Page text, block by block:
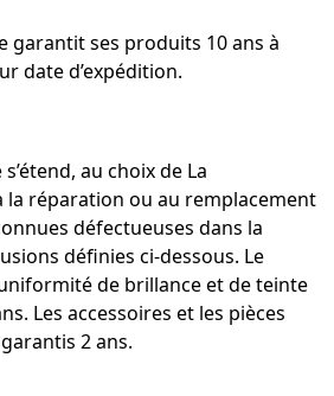
garantit ses produits 10 ans à
date d’expédition.
au choix de La
la réparation ou au remplacement
défectueuses dans la
définies ci-dessous. Le
de brillance et de teinte
Les accessoires et les pièces
2 ans.